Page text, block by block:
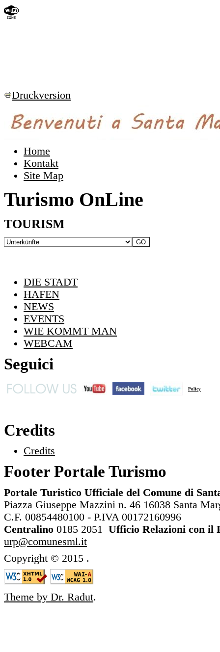
Druckversion
Home
Kontakt
Site Map
Turismo OnLine
TOURISM
DIE STADT
HAFEN
NEWS
EVENTS
WIE KOMMT MAN
WEBCAM
Seguici
Policy
Credits
Credits
Footer Portale Turismo
Portale Turistico Ufficiale del Comune di
Piazza Giuseppe Mazzini n. 46 16038 Santa
C.F. 00854480100 - P.IVA 00172160996
Centralino 0185 2051 Ufficio Relazioni con il
urp@comunesml.it
Copyright © 2015 .
Theme by Dr. Radut.